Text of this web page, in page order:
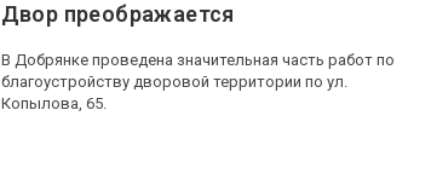
Двор преображается
В Добрянке проведена значительная часть работ по
благоустройству дворовой территории по ул.
Копылова, 65.